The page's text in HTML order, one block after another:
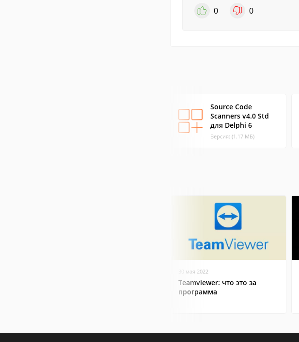
0 0
Source Code
Scanners v4.0 Std
для Delphi 6
Версия: (1.17 МБ)
30 мая 2022
Teamviewer: что это за
программа